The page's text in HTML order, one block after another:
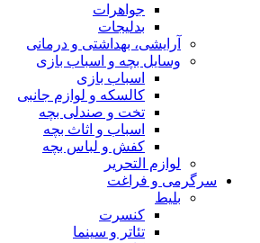
جواهرات
بدلیجات
آرایشی، بهداشتی و درمانی
وسایل بچه و اسباب بازی
اسباب بازی
کالسکه و لوازم جانبی
تخت و صندلی بچه
اسباب و اثاث بچه
کفش و لباس بچه
لوازم التحریر
سرگرمی و فراغت
بلیط
کنسرت
تئاتر و سینما